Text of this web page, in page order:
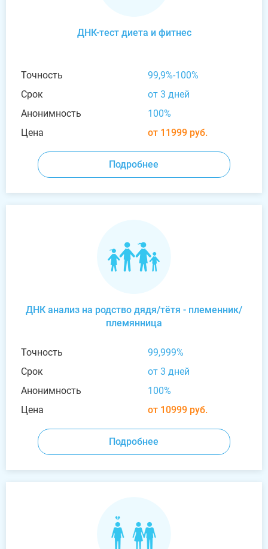
ДНК-тест диета и фитнес
Точность
99,9%-100%
Срок
от 3 дней
Анонимность
100%
Цена
от 11999 руб.
Подробнее
ДНК анализ на родство дядя/тётя - племенник/
племянница
Точность
99,999%
Срок
от 3 дней
Анонимность
100%
Цена
от 10999 руб.
Подробнее